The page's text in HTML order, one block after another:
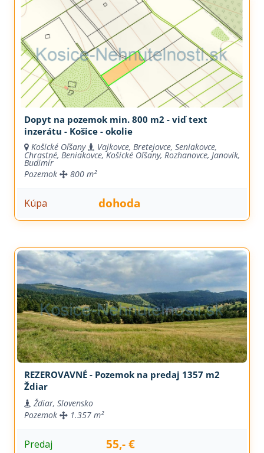
Dopyt na pozemok min. 800 m2 - viď text
inzerátu - Košice - okolie
Košické Oľšany Vajkovce, Bretejovce, Seniakovce,
Chrastné, Beniakovce, Košické Oľšany, Rozhanovce, Janovík,
Budimír
Pozemok
800 m²
Kúpa dohoda
REZEROVAVNÉ - Pozemok na predaj 1357 m2
Ždiar
Ždiar, Slovensko
Pozemok
1.357 m²
Predaj 55,- €